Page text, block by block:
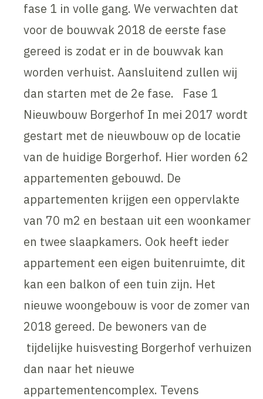
fase 1 in volle gang. We verwachten dat
voor de bouwvak 2018 de eerste fase
gereed is zodat er in de bouwvak kan
worden verhuist. Aansluitend zullen wij
dan starten met de 2e fase. Fase 1
Nieuwbouw Borgerhof In mei 2017 wordt
gestart met de nieuwbouw op de locatie
van de huidige Borgerhof. Hier worden 62
appartementen gebouwd. De
appartementen krijgen een oppervlakte
van 70 m2 en bestaan uit een woonkamer
en twee slaapkamers. Ook heeft ieder
appartement een eigen buitenruimte, dit
kan een balkon of een tuin zijn. Het
nieuwe woongebouw is voor de zomer van
2018 gereed. De bewoners van de
tijdelijke huisvesting Borgerhof verhuizen
dan naar het nieuwe
appartementencomplex. Tevens